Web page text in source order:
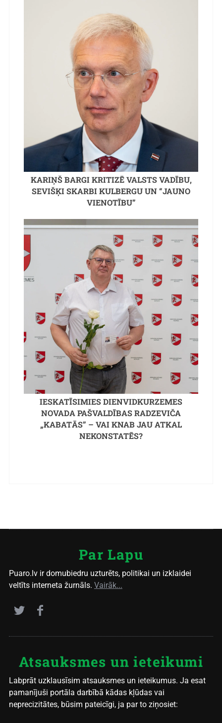
KARIŅŠ BARGI KRITIZĒ VALSTS VADĪBU,
SEVIŠĶI SKARBI KULBERGU UN “JAUNO
VIENOTĪBU”
IESKATĪSIMIES DIENVIDKURZEMES
NOVADA PAŠVALDĪBAS RADZEVIČA
„KABATĀS” – VAI KNAB JAU ATKAL
NEKONSTATĒS?
Par Lapu
Puaro.lv ir domubiedru uzturēts, politikai un izklaidei
veltīts interneta žurnāls. Vairāk...
Atsauksmes un ieteikumi
Labprāt uzklausīsim atsauksmes un ieteikumus. Ja esat
pamanījuši portāla darbībā kādas kļūdas vai
neprecizitātes, būsim pateicīgi, ja par to ziņosiet: